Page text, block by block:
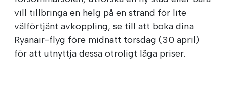
vill tillbringa en helg på en strand för lite
välförtjänt avkoppling, se till att boka dina
Ryanair-flyg före midnatt torsdag (30 april)
för att utnyttja dessa otroligt låga priser.